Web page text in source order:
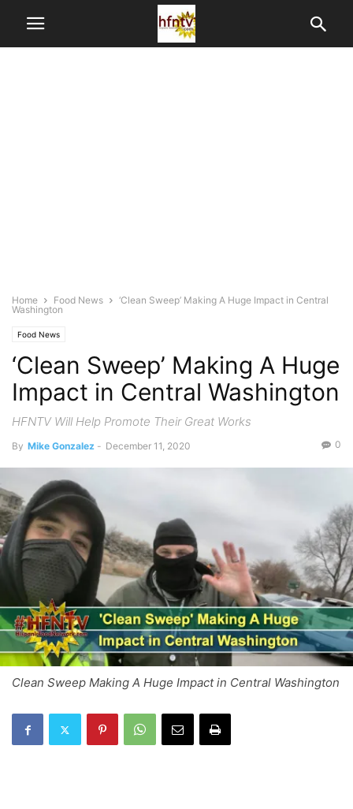
Home Food News
‘Clean Sweep’ Making A Huge Impact in Central
Washington
Food News
‘Clean Sweep’ Making A Huge
Impact in Central Washington
HFNTV Will Help Promote Their Great Works
By Mike Gonzalez - December 11, 2020 0
Clean Sweep Making A Huge Impact in Central Washington